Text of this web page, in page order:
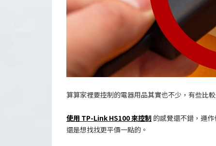
算算家裡要控制的電器用品其實也不少，有些比
使用 TP-Link HS100 來控制 的感覺還不錯，運
還是想找找更平價一點的。